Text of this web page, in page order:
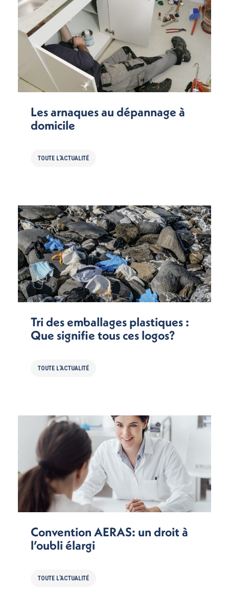
Les arnaques au dépannage à
domicile
TOUTE L'ACTUALITÉ
Tri des emballages plastiques :
Que signifie tous ces logos?
TOUTE L'ACTUALITÉ
Convention AERAS: un droit à
l’oubli élargi
TOUTE L'ACTUALITÉ